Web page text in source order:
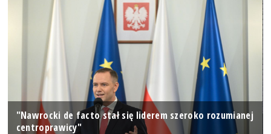
"Nawrocki de facto stał się liderem szeroko rozumianej
centroprawicy"